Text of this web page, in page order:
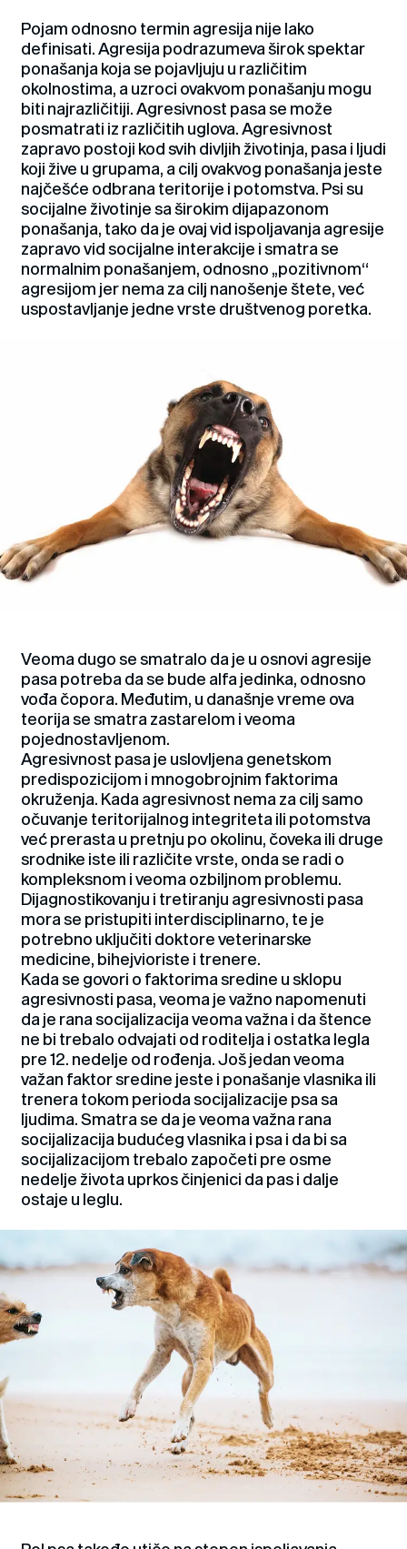
Pojam odnosno termin agresija nije lako
definisati. Agresija podrazumeva širok spektar
ponašanja koja se pojavljuju u različitim
okolnostima, a uzroci ovakvom ponašanju mogu
biti najrazličitiji. Agresivnost pasa se može
posmatrati iz različitih uglova. Agresivnost
zapravo postoji kod svih divljih životinja, pasa i ljudi
koji žive u grupama, a cilj ovakvog ponašanja jeste
najčešće odbrana teritorije i potomstva. Psi su
socijalne životinje sa širokim dijapazonom
ponašanja, tako da je ovaj vid ispoljavanja agresije
zapravo vid socijalne interakcije i smatra se
normalnim ponašanjem, odnosno „pozitivnom“
agresijom jer nema za cilj nanošenje štete, već
uspostavljanje jedne vrste društvenog poretka.
Veoma dugo se smatralo da je u osnovi agresije
pasa potreba da se bude alfa jedinka, odnosno
vođa čopora. Međutim, u današnje vreme ova
teorija se smatra zastarelom i veoma
pojednostavljenom.
Agresivnost pasa je uslovljena genetskom
predispozicijom i mnogobrojnim faktorima
okruženja. Kada agresivnost nema za cilj samo
očuvanje teritorijalnog integriteta ili potomstva
već prerasta u pretnju po okolinu, čoveka ili druge
srodnike iste ili različite vrste, onda se radi o
kompleksnom i veoma ozbiljnom problemu.
Dijagnostikovanju i tretiranju agresivnosti pasa
mora se pristupiti interdisciplinarno, te je
potrebno uključiti doktore veterinarske
medicine, bihejvioriste i trenere.
Kada se govori o faktorima sredine u sklopu
agresivnosti pasa, veoma je važno napomenuti
da je rana socijalizacija veoma važna i da štence
ne bi trebalo odvajati od roditelja i ostatka legla
pre 12. nedelje od rođenja. Još jedan veoma
važan faktor sredine jeste i ponašanje vlasnika ili
trenera tokom perioda socijalizacije psa sa
ljudima. Smatra se da je veoma važna rana
socijalizacija budućeg vlasnika i psa i da bi sa
socijalizacijom trebalo započeti pre osme
nedelje života uprkos činjenici da pas i dalje
ostaje u leglu.